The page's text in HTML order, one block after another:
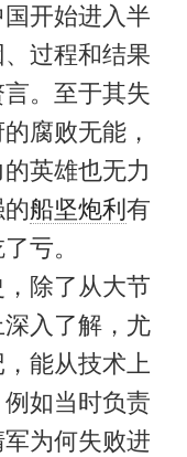
开始进入半
过程和结果
。至于其失
腐败无能，
英雄也无力
船坚炮利 有
亏。
除了从大节
入了解，尤
能从技术上
如当时负责
为何失败进